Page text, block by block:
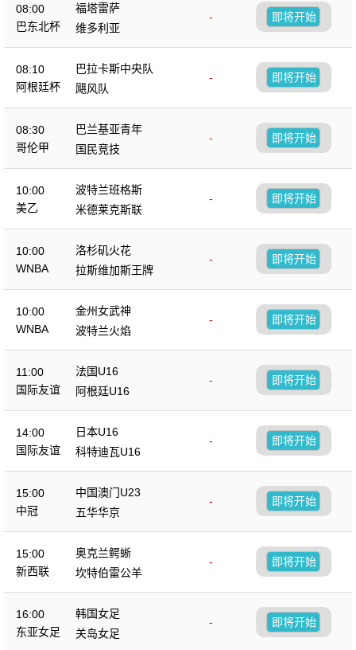
08:00
巴东北杯
福塔雷萨
-
维多利亚
即将开始
08:10
阿根廷杯
巴拉卡斯中央队
-
飓风队
即将开始
08:30
哥伦甲
巴兰基亚青年
-
国民竞技
即将开始
10:00
美乙
波特兰班格斯
-
米德莱克斯联
即将开始
10:00
WNBA
洛杉矶火花
-
拉斯维加斯王牌
即将开始
10:00
WNBA
金州女武神
-
波特兰火焰
即将开始
11:00
国际友谊
法国U16
-
阿根廷U16
即将开始
14:00
国际友谊
日本U16
-
科特迪瓦U16
即将开始
15:00
中冠
中国澳门U23
-
五华华京
即将开始
15:00
新西联
奥克兰鳄蜥
-
坎特伯雷公羊
即将开始
16:00
东亚女足
韩国女足
-
关岛女足
即将开始